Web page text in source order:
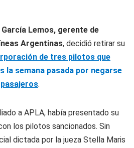
Lemos, gerente de
Argentinas, decidió retirar su
de tres pilotos que
la semana pasada por negarse
.
a APLA, había presentado su
los pilotos sancionados. Sin
dictada por la jueza Stella Maris